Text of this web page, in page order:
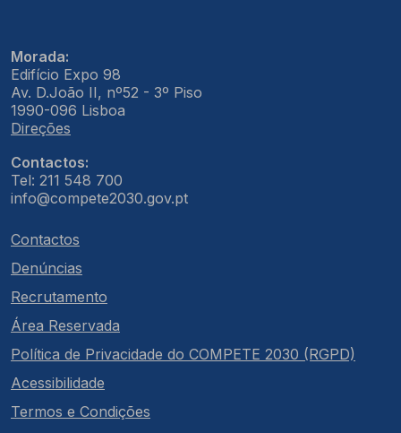
Morada:
Edifício Expo 98
Av. D.João II, nº52 - 3º Piso
1990-096 Lisboa
Direções
Contactos:
Tel: 211 548 700
info@compete2030.gov.pt
Contactos
Denúncias
Recrutamento
Área Reservada
Política de Privacidade do COMPETE 2030 (RGPD)
Acessibilidade
Termos e Condições